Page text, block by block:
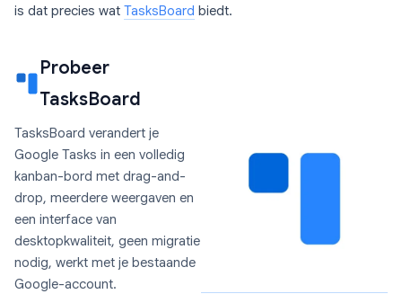
is dat precies wat TasksBoard biedt.
Probeer
TasksBoard
TasksBoard verandert je
Google Tasks in een volledig
kanban-bord met drag-and-
drop, meerdere weergaven en
een interface van
desktopkwaliteit, geen migratie
nodig, werkt met je bestaande
Google-account.